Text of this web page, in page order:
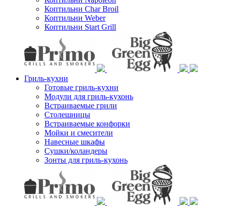
Коптильни Char Broil
Коптильни Weber
Коптильни Start Grill
Гриль-кухни
Готовые гриль-кухни
Модули для гриль-кухонь
Встраиваемые грили
Столешницы
Встраиваемые конфорки
Мойки и смесители
Навесные шкафы
Сушки/коландеры
Зонты для гриль-кухонь